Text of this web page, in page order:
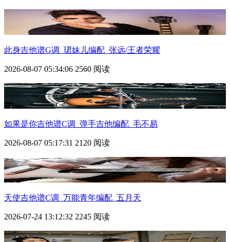
此身吉他谱G调_珺妹儿编配_张远/王者荣耀
2026-08-07 05:34:06 2560 阅读
如果是你吉他谱C调_弹手吉他编配_毛不易
2026-08-07 05:17:31 2120 阅读
天使吉他谱C调_万能青年编配_五月天
2026-07-24 13:12:32 2245 阅读